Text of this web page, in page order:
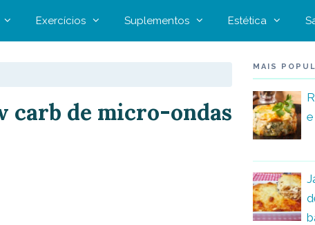
Exercícios Suplementos Estética
carb de micro-ondas
MAIS